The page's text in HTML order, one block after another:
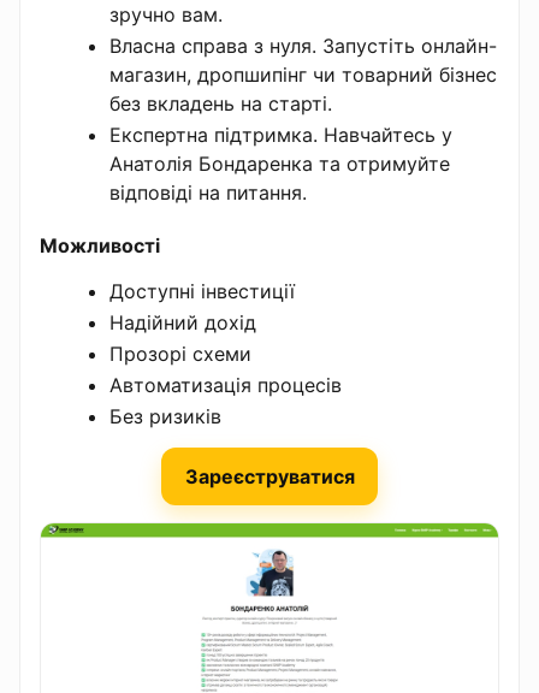
зручно вам.
Власна справа з нуля. Запустіть онлайн-
магазин, дропшипінг чи товарний бізнес
без вкладень на старті.
Експертна підтримка. Навчайтесь у
Анатолія Бондаренка та отримуйте
відповіді на питання.
Можливості
Доступні інвестиції
Надійний дохід
Прозорі схеми
Автоматизація процесів
Без ризиків
Зареєструватися